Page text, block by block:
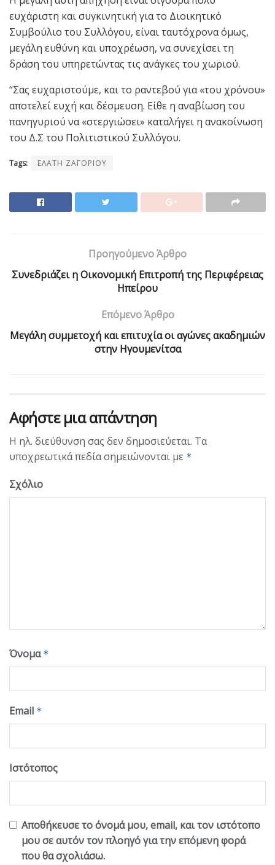
ευχάριστη και συγκινητική για το Διοικητικό
Συμβούλιο του Συλλόγου, είναι ταυτόχρονα όμως,
μεγάλη ευθύνη και υποχρέωση, να συνεχίσει τη
δράση του υπηρετώντας τις ανάγκες του χωριού.
“Σας ευχαριστούμε, και το ραντεβού για «του χρόνου»
αποτελεί ευχή και δέσμευση. Είθε η αναβίωση του
πανηγυριού να «στεργιώσει» καταλήγει η ανακοίνωση
του Δ.Σ του Πολιτιστικού Συλλόγου.
Tags: ΕΛΑΤΗ ΖΑΓΟΡΙΟΥ
Προηγούμενο Άρθρο
Συνεδριάζει η Οικονομική Επιτροπή της Περιφέρειας
Ηπείρου
Επόμενο Άρθρο
Μεγάλη συμμετοχή και επιτυχία οι αγώνες ακαδημιών
στην Ηγουμενίτσα
Αφήστε μια απάντηση
Η ηλ. διεύθυνση σας δεν δημοσιεύεται. Τα
υποχρεωτικά πεδία σημειώνονται με *
Σχόλιο
Όνομα *
Email *
Ιστότοπος
Αποθήκευσε το όνομά μου, email, και τον ιστότοπο
μου σε αυτόν τον πλοηγό για την επόμενη φορά
που θα σχολιάσω.